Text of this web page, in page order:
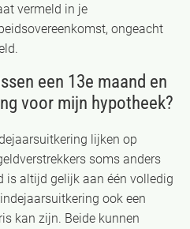
vermeld in je
ongeacht
een 13e maand en
voor mijn hypotheek?
lijken op
soms anders
is altijd gelijk aan één volledig
ook een
kan zijn. Beide kunnen